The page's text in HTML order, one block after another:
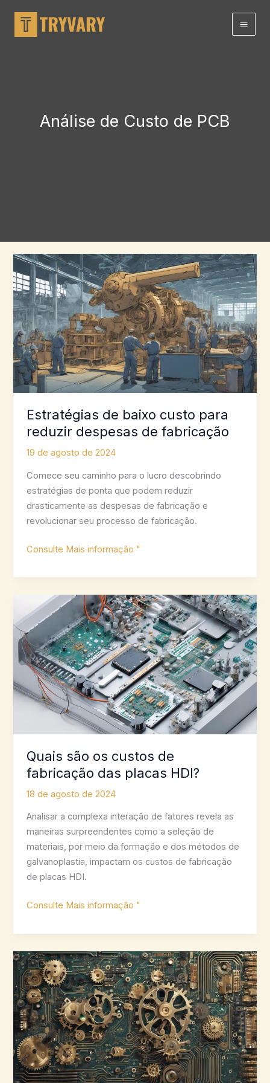
Análise de Custo de PCB
Estratégias de baixo custo para
reduzir despesas de fabricação
19 de agosto de 2024
Comece seu caminho para o lucro descobrindo
estratégias de ponta que podem reduzir
drasticamente as despesas de fabricação e
revolucionar seu processo de fabricação.
Estratégias
baixo
para
reduzir
despesas
de
fabricação
Consulte Mais informação "
Quais são os custos de
fabricação das placas HDI?
18 de agosto de 2024
Analisar a complexa interação de fatores revela as
maneiras surpreendentes como a seleção de
materiais, por meio da formação e dos métodos de
galvanoplastia, impactam os custos de fabricação
de placas HDI.
Quais
os
custos
de
fabricação
das
placas
HDI?
Consulte Mais informação "